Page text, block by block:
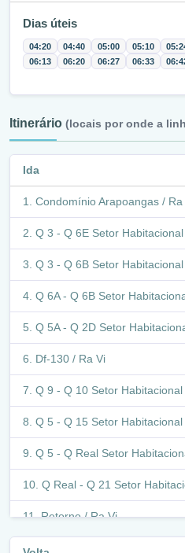
Dias úteis
04:20 04:40 05:00 05:10
06:13
06:20 06:27 06:33
Itinerário (locais por onde a
Ida
Condomínio Arapoangas / Ra
Q 3 - Q 6E Setor
Q 3 - Q 6B Setor
Q 6A - Q 6B Setor
Q 5A - Q 2D Setor
Df-130 / Ra Vi
Q 9 - Q 10 Setor
Q 5 - Q 15 Setor
Q 5 - Q Real Setor
Q Real - Q 21 Setor
Retorno / Ra Vi